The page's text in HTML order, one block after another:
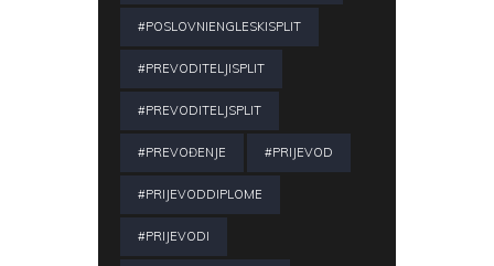
#POSLOVNIENGLESKISPLIT
#PREVODITELJISPLIT
#PREVODITELJSPLIT
#PREVOĐENJE #PRIJEVOD
#PRIJEVODDIPLOME
#PRIJEVODI